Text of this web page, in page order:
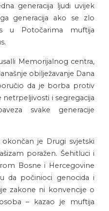
generacija ljudi uvijek
generacija ako se zlo
u Potočarima muftija
Memorijalnog centra,
obilježavanje Dana
da je borba protiv
netrpeljivosti i segregacija
svake generacije
je Drugi svjetski
poražen. Šehitluci i
Bosne i Hercegovine
da počinioci genocida i
zakone ni konvencije o
– kazao je muftija